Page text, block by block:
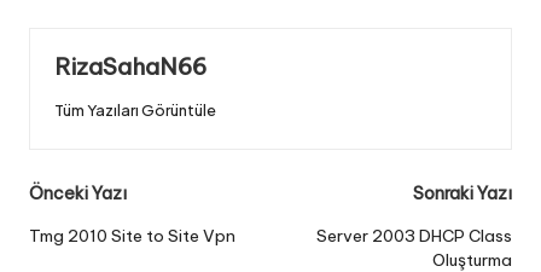
RizaSahaN66
Tüm Yazıları Görüntüle
Post
navigation
Önceki Yazı
Tmg 2010 Site to Site Vpn
Sonraki Yazı
Server 2003 DHCP Class
Oluşturma